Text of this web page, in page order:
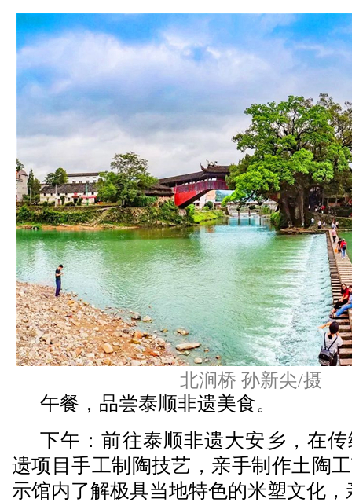
北涧桥 孙新尖/摄
午餐，品尝泰顺非遗美食。
下午：前往泰顺非遗大安乡，在
遗项目手工制陶技艺，亲手制作土陶
示馆内了解极具当地特色的米塑文化